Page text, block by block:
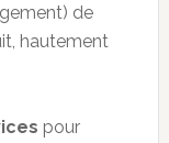
de
hautement
pour